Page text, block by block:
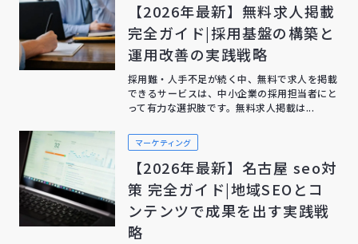
【2026年最新】無料求人掲載
完全ガイド|採用基盤の構築と
運用改善の実践戦略
採用難・人手不足が続く中、無料で求人を掲載
できるサービスは、中小企業の採用担当者にと
って有力な選択肢です。無料求人掲載は...
マーケティング
【2026年最新】名古屋 seo対
策 完全ガイド|地域SEOとコ
ンテンツで成果を出す実践戦
略